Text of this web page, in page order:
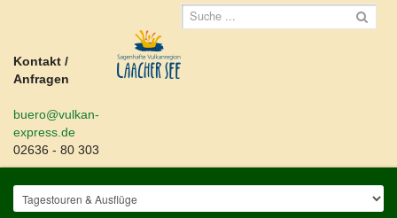
Kontakt /
Anfragen
buero@vulkan-
express.de
02636 - 80 303